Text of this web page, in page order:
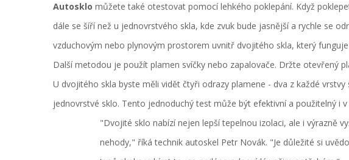
Autosklo můžete také otestovat pomocí lehkého poklepání. Když
dále se šíří než u jednovrstvého skla, kde zvuk bude jasnější a rychle se
vzduchovým nebo plynovým prostorem uvnitř dvojitého skla, který
Další metodou je použít plamen svíčky nebo zapalovače. Držte otevřený
U dvojitého skla byste měli vidět čtyři odrazy plamene - dva z každé
jednovrstvé sklo. Tento jednoduchý test může být efektivní a použitelný i
"Dvojité sklo nabízí nejen lepší tepelnou izolaci, ale i výrazně
nehody," říká technik autoskel Petr Novák. "Je důležité si